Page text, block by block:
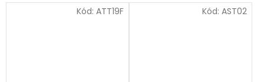
Kód: ATT19F Kód: AST02